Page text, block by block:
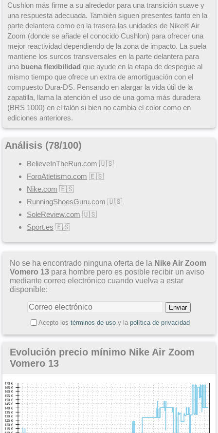
Cushlon más firme a su alrededor para una transición suave y
una respuesta adecuada. También siguen presentes tanto en la
parte delantera como en la trasera las unidades de Nike® Air
Zoom (donde se añade el conocido Cushlon) para ofrecer una
mejor reactividad dependiendo de la zona de impacto. La suela
mantiene los surcos transversales en la parte delantera para
una buena flexibilidad que ayude en la etapa de despegue al
mismo tiempo que ofrece un extra de amortiguación con el
compuesto Dura-DS. Pensando en alargar la vida útil de la
zapatilla, llama la atención el uso de una goma más duradera
(BRS 1000) en el talón si bien no cambia el color como en
ediciones anteriores.
Análisis (78/100)
BelieveInTheRun.com 🇺🇸
ForoAtletismo.com 🇪🇸
Nike.com 🇪🇸
RunningShoesGuru.com 🇺🇸
SoleReview.com 🇺🇸
Sport.es 🇪🇸
No se ha encontrado ninguna oferta de la Nike Air Zoom
Vomero 13 para hombre pero es posible recibir un aviso
mediante correo electrónico cuando vuelva a estar
disponible:
Acepto los términos de usoy la política de privacidad
Evolución precio mínimo Nike Air Zoom
Vomero 13